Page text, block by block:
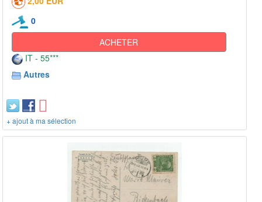
0
ACHETER
IT - 55***
Autres
+ ajout à ma sélection